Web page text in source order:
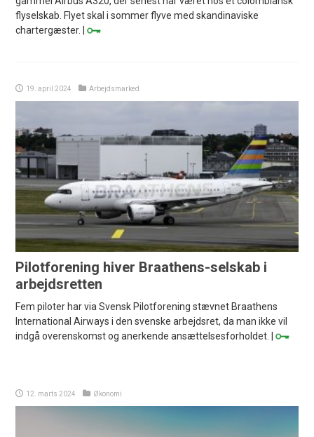
flyselskab. Flyet skal i sommer flyve med skandinaviske
chartergæster. |
19. april 2024 Arbejdsmarked
Pilotforening hiver Braathens-selskab i
arbejdsretten
Fem piloter har via Svensk Pilotforening stævnet Braathens
International Airways i den svenske arbejdsret, da man ikke vil
indgå overenskomst og anerkende ansættelsesforholdet. |
12. marts 2024 Økonomi